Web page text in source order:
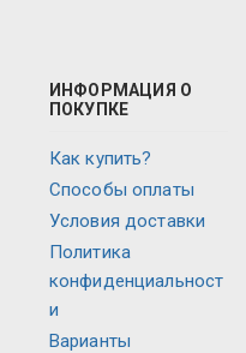
ИНФОРМАЦИЯ О
ПОКУПКЕ
Как купить?
Способы оплаты
Условия доставки
Политика
конфиденциальност
и
Варианты